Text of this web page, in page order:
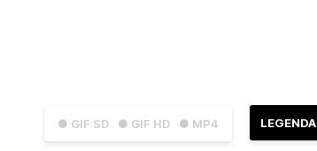
● GIF SD ● GIF HD ● MP4 LEGENDA